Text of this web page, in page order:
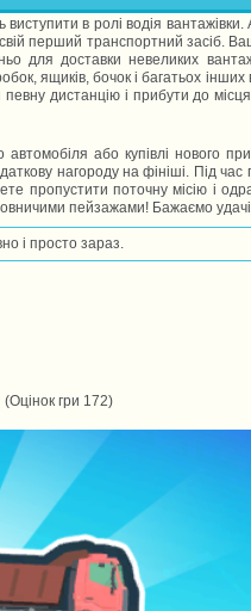
в ролі водія
перший транспортний засіб.
для доставки невеликих
ящиків, бочок і багатьох
дистанцію і прибути до
або купівлі нового
нагороду на фініші. Під час
пропустити поточну місію і
пейзажами! Бажаємо
і просто зараз.
(Оцінок гри 172)